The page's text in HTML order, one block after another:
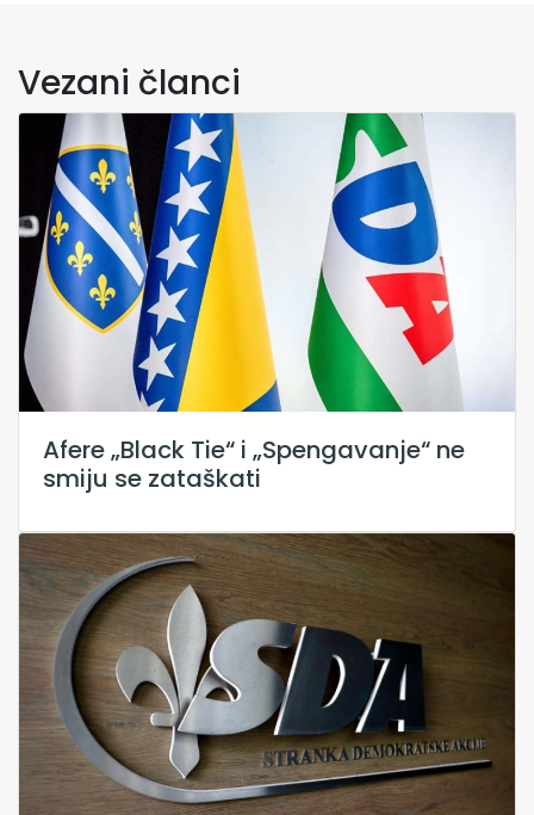
Vezani članci
Afere „Black Tie“ i „Spengavanje“ ne
smiju se zataškati